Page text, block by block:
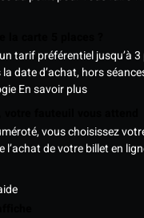
tarif préférentiel jusqu’à
date d’achat, hors
En savoir plus
vous choisissez
l’achat de votre billet en